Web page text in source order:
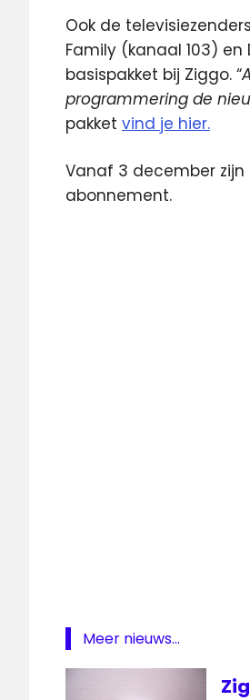
Ook de
Family (kanaal 103)
basispakket bij Ziggo. “
programmering de
pakket vind je hier.
Vanaf 3 december zijn
abonnement.
Meer nieuws...